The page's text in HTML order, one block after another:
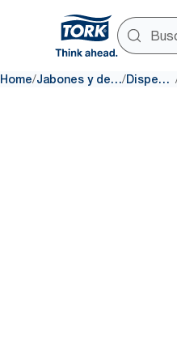
Home/ Jabones y desinfectantes/ Dispensadores